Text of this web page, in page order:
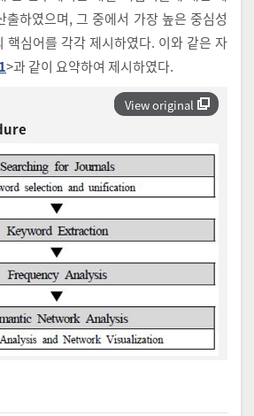
출하였으며, 그 중에서 가장 높은 중심성
핵심어를 각각 제시하였다. 이와 같은 자
>과 같이 요약하여 제시하였다.
View original